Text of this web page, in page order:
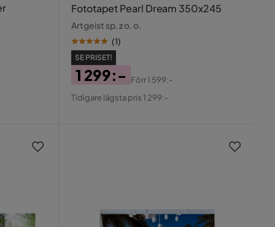
Fototapet Pearl Dream 350x245
Artgeist sp. z o. o.
(1)
SE PRISET!
Pris
1 299:-
Original
Förr1 599:-
Tidigare lägsta pris 1 299:-